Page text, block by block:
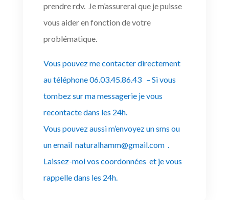
prendre rdv. Je m’assurerai que je puisse
vous aider en fonction de votre
problématique.
Vous pouvez me contacter directement
au téléphone 06.03.45.86.43 – Si vous
tombez sur ma messagerie je vous
recontacte dans les 24h.
Vous pouvez aussi m’envoyez un sms ou
un email naturalhamm@gmail.com .
Laissez-moi vos coordonnées et je vous
rappelle dans les 24h.